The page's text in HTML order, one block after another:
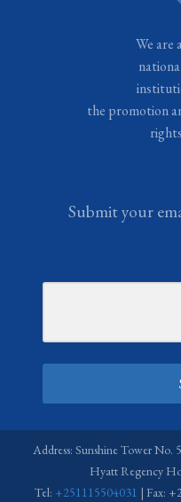
We are
the promotion
Submit your
Address: Sunshine Tower No.
Hyatt Regency
Tel: +251115504031 | Fax: